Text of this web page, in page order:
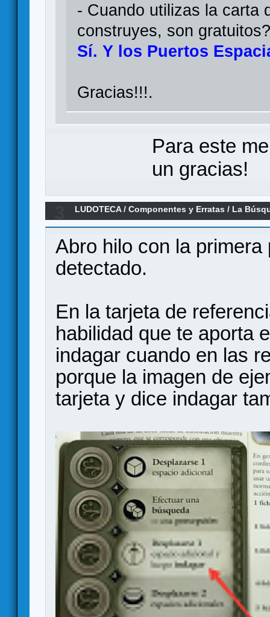
- Cuando utilizas la carta
construyes, son
Sí. Y los Puertos
Gracias!!!.
Para este
un gracias!
LUDOTECA/Componentes y Erratas / La
Abro hilo con la
detectado.
En la tarjeta de
habilidad que te aporta
indagar cuando en las
porque la imagen de
tarjeta y dice indagar